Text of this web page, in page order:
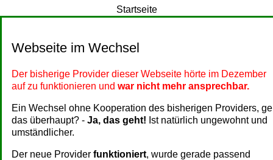
Startseite
Webseite im Wechsel
Der bisherige Provider dieser Webseite hörte im Dezember
auf zu funktionieren und war nicht mehr ansprechbar.
Ein Wechsel ohne Kooperation des bisherigen Providers,
das überhaupt? - Ja, das geht! Ist natürlich ungewohnt und
umständlicher.
Der neue Provider funktioniert, wurde gerade passend